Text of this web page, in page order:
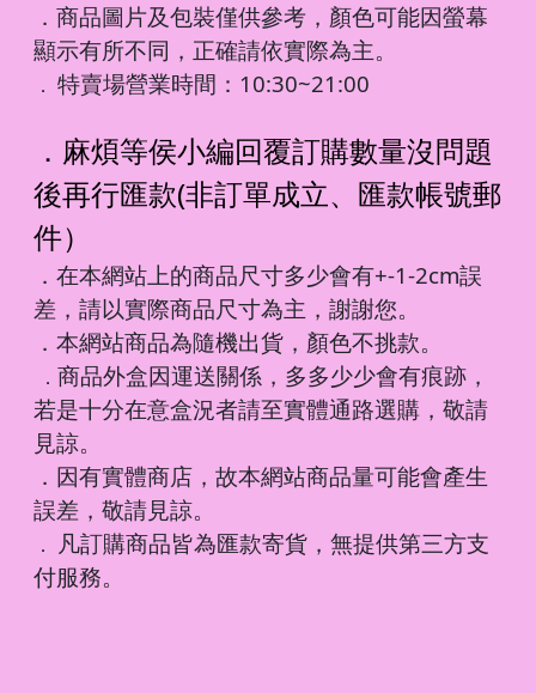
．商品圖片及包裝僅供參考，顏色可能因螢幕
顯示有所不同，正確請依實際為主。
． 特賣場營業時間：10:30~21:00
．麻煩等侯小編回覆訂購數量沒問題
後再行匯款(非訂單成立、匯款帳號郵
件）
．在本網站上的商品尺寸多少會有+-1-2cm誤
差，請以實際商品尺寸為主，謝謝您。
．本網站商品為隨機出貨，顏色不挑款。
． 商品外盒因運送關係，多多少少會有痕跡，
若是十分在意盒況者請至實體通路選購，敬請
見諒。
．因有實體商店，故本網站商品量可能會產生
誤差，敬請見諒。
． 凡訂購商品皆為匯款寄貨，無提供第三方支
付服務。